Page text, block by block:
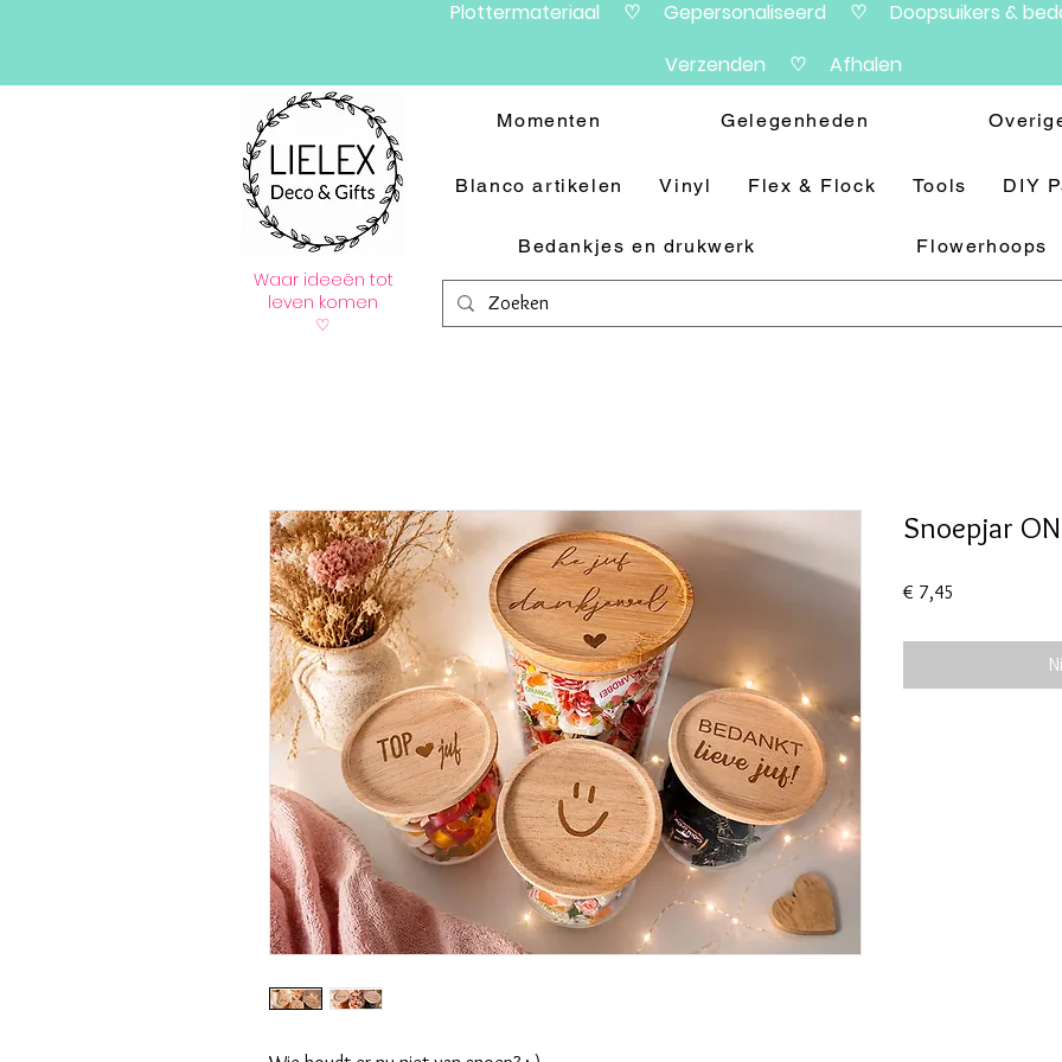
Plottermateriaal ♡ Gepersonaliseerd ♡ Doopsuikers &
Verzenden ♡ Afhalen
Waar ideeën tot
leven komen
♡
Momenten Gelegenheden
Blanco artikelen Vinyl Flex & Flock Tools DIY
Bedankjes en drukwerk Flowerhoops
Snoepjar
€ 7,45